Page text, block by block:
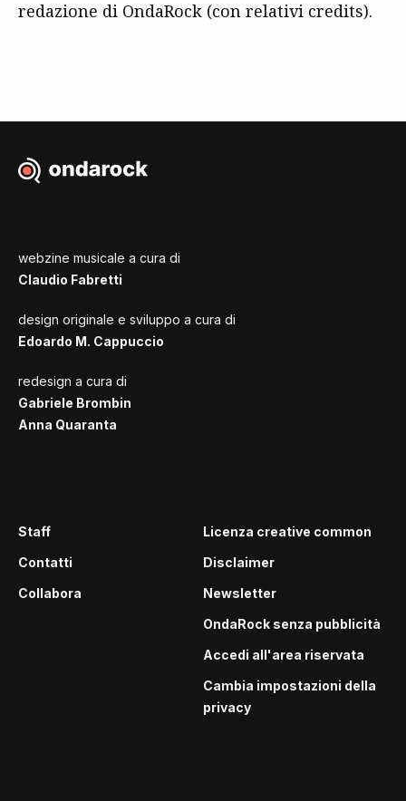
redazione di OndaRock (con relativi credits).
webzine musicale a cura di
Claudio Fabretti
design originale e sviluppo a cura di
Edoardo M. Cappuccio
redesign a cura di
Gabriele Brombin
Anna Quaranta
Staff
Contatti
Collabora
Licenza creative common
Disclaimer
Newsletter
OndaRock senza pubblicità
Accedi all'area riservata
Cambia impostazioni della
privacy